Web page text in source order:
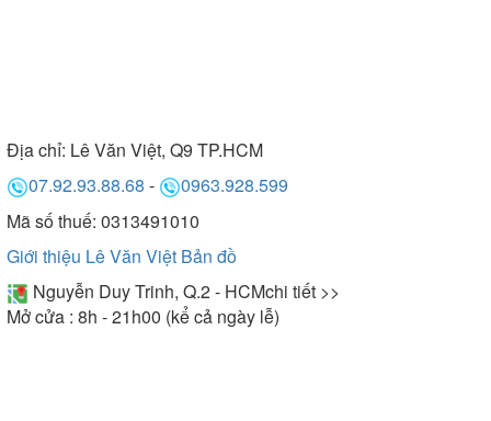
Địa chỉ: Lê Văn Việt, Q9 TP.HCM
07.92.93.88.68 -
0963.928.599
Mã số thuế: 0313491010
Giới thiệu Lê Văn Việt Bản đồ
Nguyễn Duy Trinh, Q.2 - HCMchi tiết >>
Mở cửa : 8h - 21h00 (kể cả ngày lễ)